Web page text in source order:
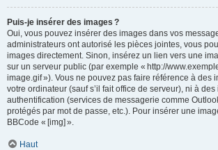
Puis-je insérer des images ?
Oui, vous pouvez insérer des images dans vos
administrateurs ont autorisé les pièces jointes, vous
images directement. Sinon, insérez un lien vers une
sur un serveur public (par exemple « http://
image.gif »). Vous ne pouvez pas faire référence à des
votre ordinateur (sauf s’il fait office de serveur), ni à
authentification (services de messagerie comme
protégés par mot de passe, etc.). Pour insérer une
BBCode « [img] ».
Haut